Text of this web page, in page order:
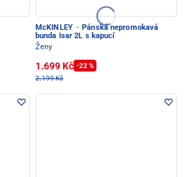
McKINLEY · Pánská nepromokavá
bunda Isar 2L s kapucí
Ženy
1.699 Kč -22 %
2.199 Kč